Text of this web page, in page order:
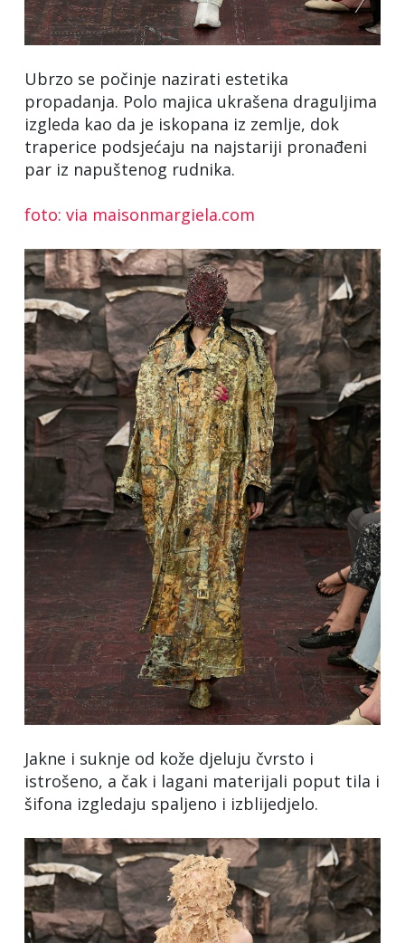
Ubrzo se počinje nazirati estetika
propadanja. Polo majica ukrašena draguljima
izgleda kao da je iskopana iz zemlje, dok
traperice podsjećaju na najstariji pronađeni
par iz napuštenog rudnika.
foto: via maisonmargiela.com
Jakne i suknje od kože djeluju čvrsto i
istrošeno, a čak i lagani materijali poput tila i
šifona izgledaju spaljeno i izblijedjelo.